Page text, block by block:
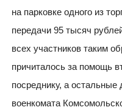
на парковке одного из
передачи 95 тысяч
всех участников таким
причиталось за помощь
посреднику, а остальные
военкомата